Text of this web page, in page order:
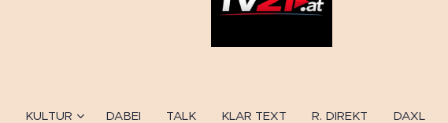
KULTUR DABEI TALK KLAR TEXT R. DIREKT DAXL